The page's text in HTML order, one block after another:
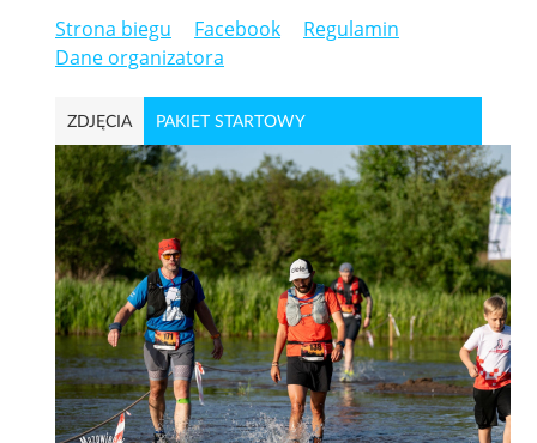
Strona biegu Facebook
Regulamin
Dane organizatora
ZDJĘCIA PAKIET STARTOWY
WYPOSAŻENIE OBOWIĄZKOWE